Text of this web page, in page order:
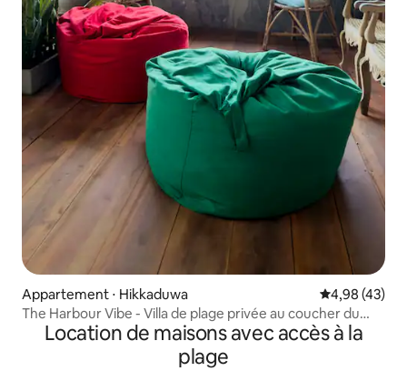
Appartement ⋅ Hikkaduwa Évaluation
4,98 (43)
The Harbour Vibe - Villa de plage privée au coucher du
soleilLocation de maisons avec accès à la
plage